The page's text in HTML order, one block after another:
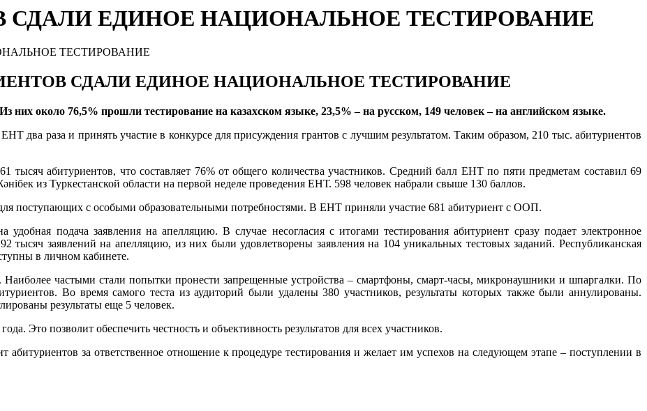
СДАЛИ ЕДИНОЕ НАЦИОНАЛЬНОЕ ТЕСТИРОВАНИЕ
СДАЛИ ЕДИНОЕ НАЦИОНАЛЬНОЕ ТЕСТИРОВАНИЕ
Из них около 76,5% прошли тестирование на казахском языке, 23,5%– на русском, 149 человек– на английском языке.
два раза и принять участие в конкурсе для присуждения грантов с лучшим результатом. Таким образом, 210 тыс. абитуриентов
тысяч абитуриентов, что составляет 76% от общего количества участников. Средний балл ЕНТ по пяти предметам составил 69
из Туркестанской области на первой неделе проведения ЕНТ. 598 человек набрали свыше 130 баллов.
поступающих с особыми образовательными потребностями. В ЕНТ приняли участие 681 абитуриент с ООП.
подача заявления на апелляцию. В случае несогласия с итогами тестирования абитуриент сразу подает электронное
тысяч заявлений на апелляцию, из них были удовлетворены заявления на 104 уникальных тестовых заданий. Республиканская
в личном кабинете.
частыми стали попытки пронести запрещенные устройства – смартфоны, смарт-часы, микронаушники и шпаргалки. По
Во время самого теста из аудиторий были удалены 380 участников, результаты которых также были аннулированы.
результаты еще 5 человек.
Это позволит обеспечить честность и объективность результатов для всех участников.
за ответственное отношение к процедуре тестирования и желает им успехов на следующем этапе – поступлении в